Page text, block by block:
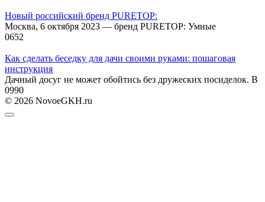
Новый российский бренд PURETOP:
Москва, 6 октября 2023 — бренд PURETOP: Умные
0652
Как сделать беседку для дачи своими руками: пошаговая
инструкция
Дачный досуг не может обойтись без дружеских посиделок. В
0990
© 2026 NovoeGKH.ru